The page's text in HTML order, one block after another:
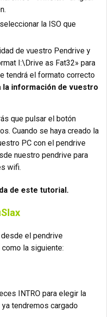
la ISO que
de vuestro Pendrive y
I:\Drive as Fat32» para
tendrá el formato correcto
información de vuestro
que pulsar el botón
Cuando se haya creado la
PC con el pendrive
nuestro pendrive para
wifi.
de este tutorial.
desde el pendrive
la siguiente:
INTRO para elegir la
tendremos cargado